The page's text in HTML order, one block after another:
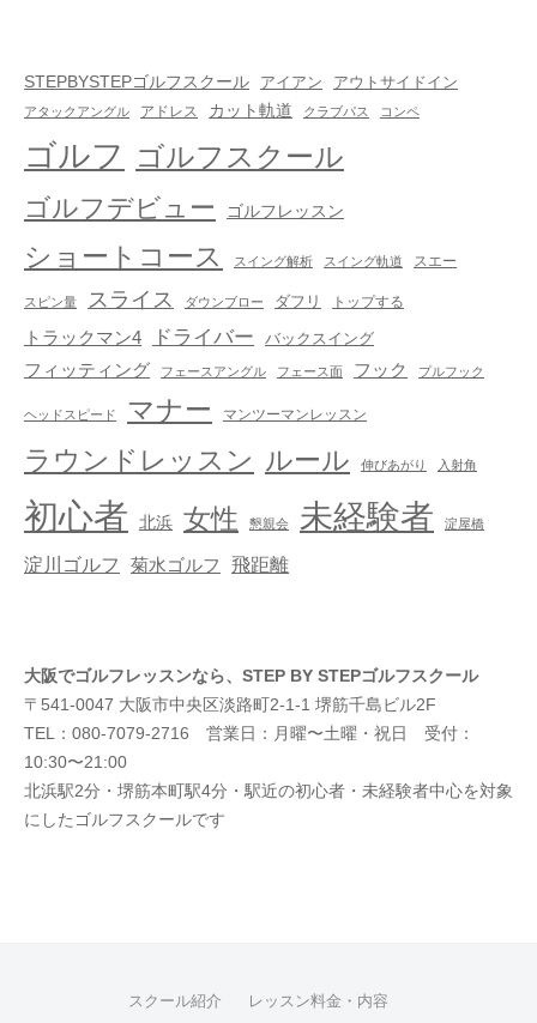
STEPBYSTEPゴルフスクール アイアン アウトサイドイン
アタックアングル アドレス カット軌道 クラブパス コンペ
ゴルフ ゴルフスクール
ゴルフデビュー ゴルフレッスン
ショートコース スイング解析 スイング軌道 スエー
スピン量 スライス ダウンブロー ダフリ トップする
トラックマン4 ドライバー バックスイング
フィッティング フェースアングル フェース面 フック プルフック
ヘッドスピード マナー マンツーマンレッスン
ラウンドレッスン ルール 伸びあがり 入射角
初心者 北浜 女性 懇親会 未経験者 淀屋橋
淀川ゴルフ 菊水ゴルフ 飛距離
大阪でゴルフレッスンなら、STEP BY STEPゴルフスクール
〒541-0047 大阪市中央区淡路町2-1-1 堺筋千島ビル2F
TEL：080-7079-2716 営業日：月曜〜土曜・祝日 受付：
10:30〜21:00
北浜駅2分・堺筋本町駅4分・駅近の初心者・未経験者中心を対象
にしたゴルフスクールです
スクール紹介 レッスン料金・内容